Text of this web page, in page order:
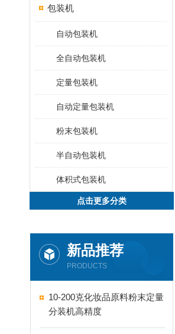
包装机
自动包装机
全自动包装机
定量包装机
自动定量包装机
粉末包装机
半自动包装机
体积式包装机
点击更多分类
新品推荐
PRODUCTS
10-200克化妆品原料粉末定量
分装机高精度